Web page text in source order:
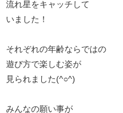
流れ星をキャッチして
いました！
それぞれの年齢ならではの
遊び方で楽しむ姿が
見られました(^○^)
みんなの願い事が